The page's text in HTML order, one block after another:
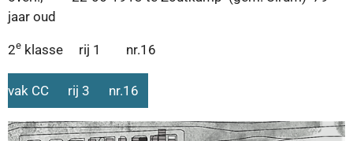
jaar oud
2e klasse rij 1 nr.16
vak CC rij 3 nr.16